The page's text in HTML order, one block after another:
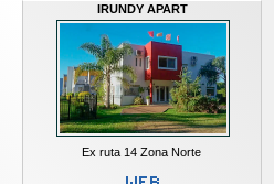
IRUNDY APART
Ex ruta 14 Zona Norte